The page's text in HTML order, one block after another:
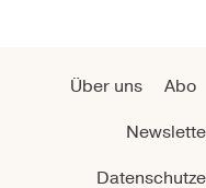
Über uns Abo